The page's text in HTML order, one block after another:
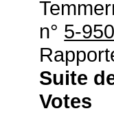
n° 5-
Suite
Votes